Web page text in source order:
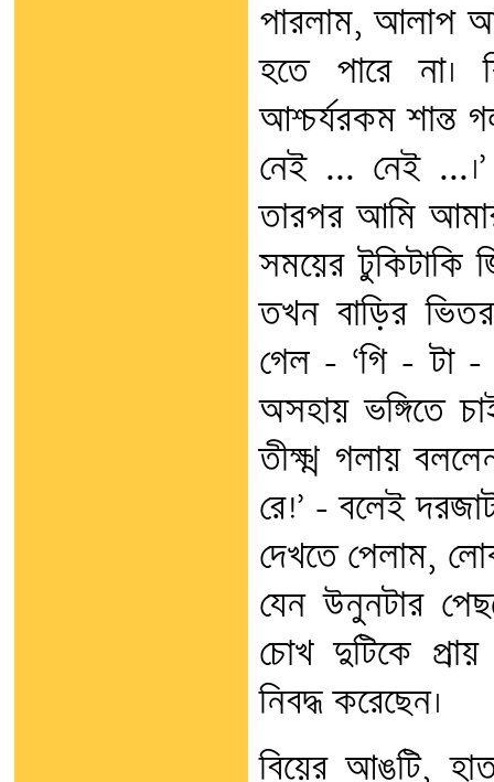
পারলাম, আলাপ
হতে পারে
আশ্চর্যরকম শান্ত
নেই ... নেই
তারপর আমি
সময়ের টুকিটাকি
তখন বাড়ির
গেল - ‘গি – টা -
অসহায় ভঙ্গিতে
তীক্ষ্ণ গলায়
রে!’ – বলেই
দেখতে পেলাম,
যেন উনুনটার
চোখ দুটিকে
নিবদ্ধ করেছেন।
বিয়ের আঙটি,